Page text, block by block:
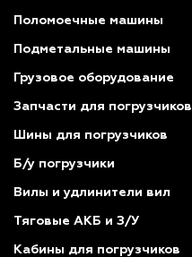
Поломоечные машины
Подметальные машины
Грузовое оборудование
Запчасти для погрузчиков
Шины для погрузчиков
Б/у погрузчики
Вилы и удлинители вил
Тяговые АКБ и З/У
Кабины для погрузчиков